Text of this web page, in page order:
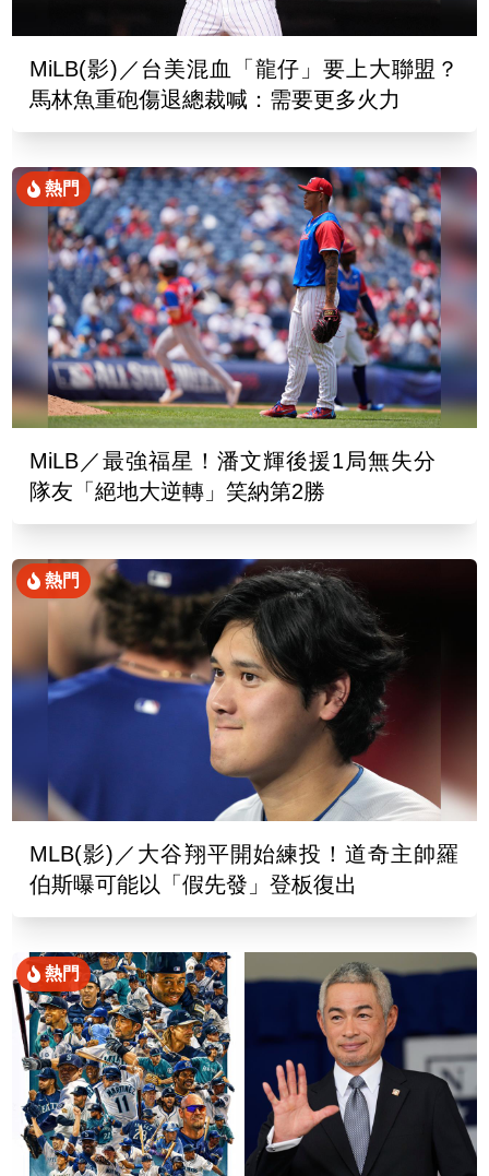
MiLB(影)／台美混血「龍仔」要上大聯盟？
馬林魚重砲傷退總裁喊：需要更多火力
熱門
MiLB／最強福星！潘文輝後援1局無失分
隊友「絕地大逆轉」笑納第2勝
熱門
MLB(影)／大谷翔平開始練投！道奇主帥羅
伯斯曝可能以「假先發」登板復出
熱門